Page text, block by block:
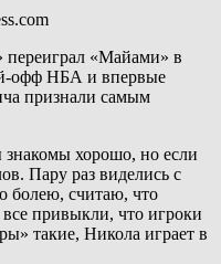
«Майами» в
офф НБА и впервые
признали самым
знакомы хорошо, но если
Пару раз виделись с
болею, считаю, что
привыкли, что игроки
такие, Никола играет в